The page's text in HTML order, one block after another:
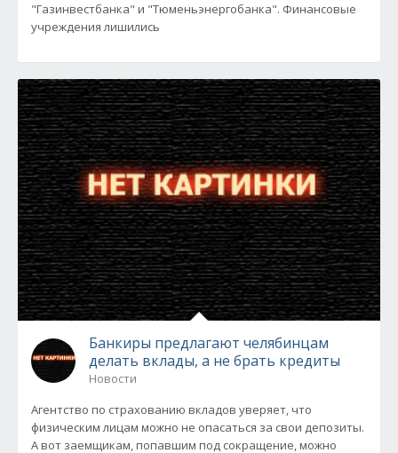
"Газинвестбанка" и "Тюменьэнергобанка". Финансовые
учреждения лишились
Банкиры предлагают челябинцам
делать вклады, а не брать кредиты
Новости
Агентство по страхованию вкладов уверяет, что
физическим лицам можно не опасаться за свои депозиты.
А вот заемщикам, попавшим под сокращение, можно